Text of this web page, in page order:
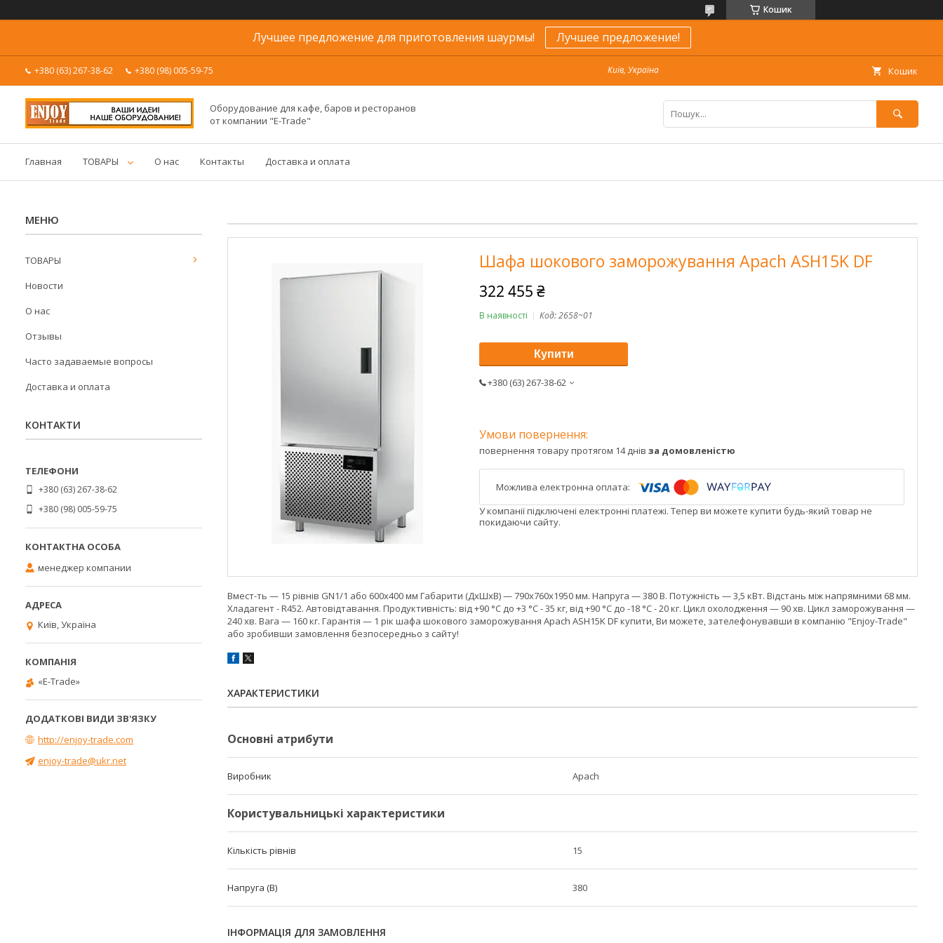
Кошик
Лучшее предложение для приготовления шаурмы! Лучшее предложение!
+380 (63) 267-38-62 +380 (98) 005-59-75 Київ, Україна Кошик
Оборудование для кафе, баров и ресторанов
от компании "E-Trade"
Главная ТОВАРЫ О нас Контакты Доставка и оплата
Шафа шокового заморожування Apach ASH15K DF
322 455 ₴
В наявності Код:2658~01
Купити
+380 (63) 267-38-62
повернення товару протягом 14 днів за домовленістю
У компанії підключені електронні платежі. Тепер ви можете купити будь-який товар не
покидаючи сайту.
Вмест-ть — 15 рівнів GN1/1 або 600х400 мм Габарити (ДхШхВ) — 790х760х1950 мм. Напруга — 380 В. Потужність — 3,5 кВт. Відстань між напрямними 68 мм.
Хладагент - R452. Автовідтавання. Продуктивність: від +90 °C до +3 °C - 35 кг, від +90 °C до -18 °C - 20 кг. Цикл охолодження — 90 хв. Цикл заморожування —
240 хв. Вага — 160 кг. Гарантія — 1 рік шафа шокового заморожування Apach ASH15K DF купити, Ви можете, зателефонувавши в компанію "Enjoy-Trade"
або зробивши замовлення безпосередньо з сайту!
ХАРАКТЕРИСТИКИ
Основні атрибути
Виробник Apach
Користувальницькі характеристики
Кількість рівнів 15
Напруга (В) 380
ІНФОРМАЦІЯ ДЛЯ ЗАМОВЛЕННЯ
ТОВАРЫ
Новости
О нас
Отзывы
Часто задаваемые вопросы
Доставка и оплата
КОНТАКТИ
+380 (63) 267-38-62
+380 (98) 005-59-75
менеджер компании
Київ, Україна
«E-Trade»
http://enjoy-trade.com
enjoy-trade@ukr.net